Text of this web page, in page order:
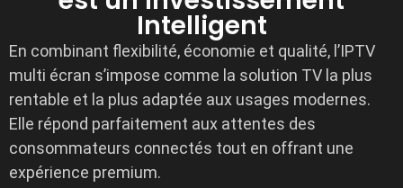
Intelligent
En combinant flexibilité, économie et qualité, l’IPTV
multi écran s’impose comme la solution TV la plus
rentable et la plus adaptée aux usages modernes.
Elle répond parfaitement aux attentes des
consommateurs connectés tout en offrant une
expérience premium.